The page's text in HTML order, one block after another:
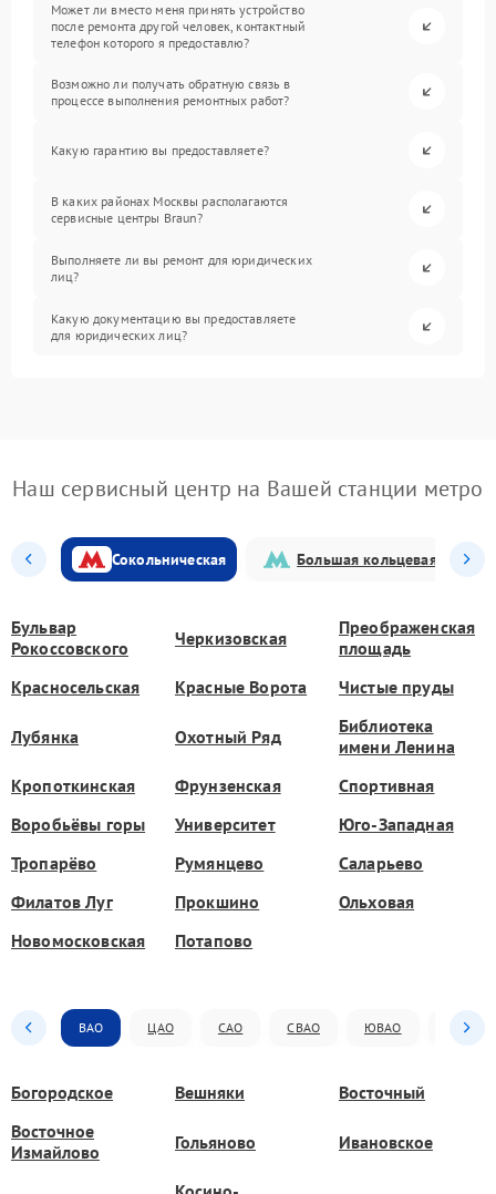
Может ли вместо меня принять устройство
после ремонта другой человек, контактный
телефон которого я предоставлю?
Возможно ли получать обратную связь в
процессе выполнения ремонтных работ?
Какую гарантию вы предоставляете?
В каких районах Москвы располагаются
сервисные центры Braun?
Выполняете ли вы ремонт для юридических
лиц?
Какую документацию вы предоставляете
для юридических лиц?
Наш сервисный центр на Вашей станции метро
Сокольническая Большая кольцевая
Бульвар
Рокоссовского
Черкизовская
Преображенская
площадь
Красносельская
Красные Ворота Чистые пруды
Лубянка Охотный Ряд
Библиотека
имени Ленина
Кропоткинская
Фрунзенская
Спортивная
Воробьёвы горы
Университет
Юго-Западная
Тропарёво
Румянцево
Саларьево
Филатов Луг
Прокшино
Ольховая
Новомосковская
Потапово
ВАО ЦАО САО СВАО ЮВАО ЮАО
Богородское Вешняки
Восточный
Восточное
Измайлово
Гольяново Ивановское